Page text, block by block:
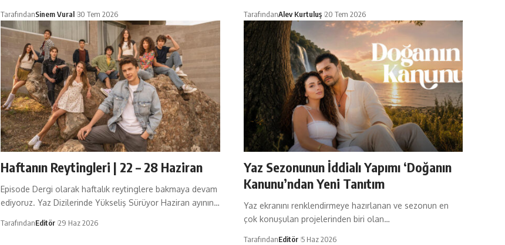
TarafındanSinem Vural 30 Tem 2026 TarafındanAlev Kurtuluş 20 Tem 2026
Haftanın Reytingleri | 22 – 28 Haziran
Episode Dergi olarak haftalık reytinglere bakmaya devam
ediyoruz. Yaz Dizilerinde Yükseliş Sürüyor Haziran ayının…
TarafındanEditör 29 Haz 2026
Yaz Sezonunun İddialı Yapımı ‘Doğanın
Kanunu’ndan Yeni Tanıtım
Yaz ekranını renklendirmeye hazırlanan ve sezonun en
çok konuşulan projelerinden biri olan…
TarafındanEditör 5 Haz 2026